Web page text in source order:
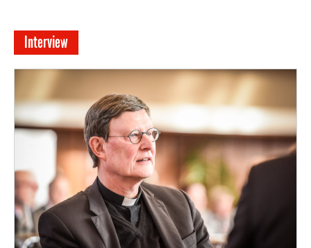
Interview